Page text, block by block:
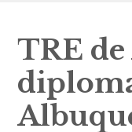
TRE de